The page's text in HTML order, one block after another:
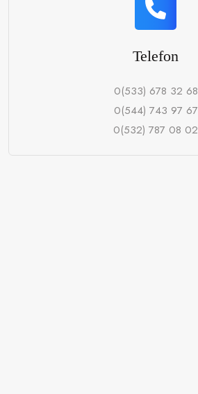
Telefon
0(533) 678 32 68
0(544) 743 97 67
0(532) 787 08 02